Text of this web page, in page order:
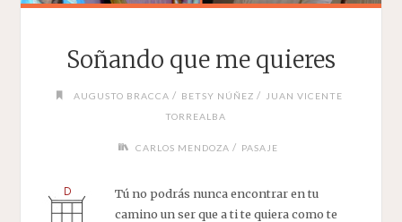
Soñando que me quieres
AUGUSTO BRACCA / BETSY NÚÑEZ /
JUAN VICENTE
TORREALBA
CARLOS MENDOZA / PASAJE
Tú no podrás nunca encontrar en tu
camino un ser que a ti te quiera como te